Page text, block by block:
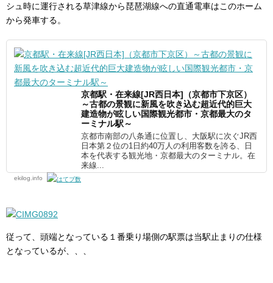
シュ時に運行される草津線から琵琶湖線への直通電車はこのホーム
から発車する。
京都駅・在来線[JR西日本]（京都市下京区）
～古都の景観に新風を吹き込む超近代的巨大
建造物が眩しい国際観光都市・京都最大のタ
ーミナル駅～
京都市南部の八条通に位置し、大阪駅に次ぐJR西
日本第２位の1日約40万人の利用客数を誇る、日
本を代表する観光地・京都最大のターミナル。在
来線...
ekilog.info
従って、頭端となっている１番乗り場側の駅票は当駅止まりの仕様
となっているが、、、